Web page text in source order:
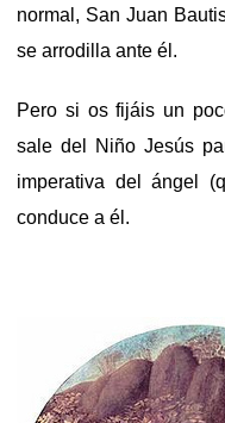
normal, San Juan
se arrodilla ante él.
Pero si os fijáis un
sale del Niño Jesús
imperativa del ángel
conduce a él.